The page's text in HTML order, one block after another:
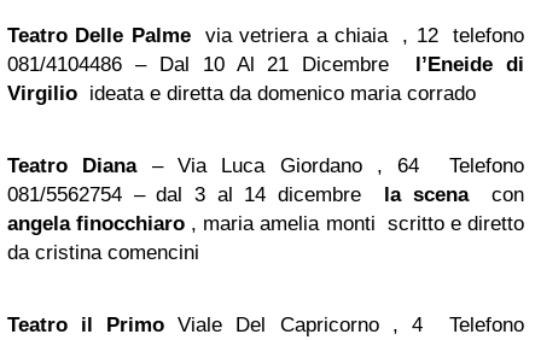
Teatro Delle Palmevia vetriera a chiaia , 12 telefono
081/4104486 – Dal 10 Al 21 Dicembre l’Eneide di
Virgilio ideata e diretta da domenico maria corrado
Teatro Diana– Via Luca Giordano , 64 Telefono
081/5562754 – dal 3 al 14 dicembre la scenacon
angela finocchiaro , maria amelia monti scritto e diretto
da cristina comencini
Teatro il Primo Viale Del Capricorno , 4 Telefono